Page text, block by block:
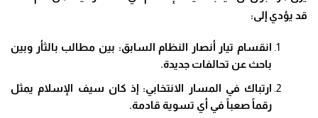
قد يؤدي إلى:
انقسام تيار أنصار النظام السابق: بين مطالب بالثأر وبين
باحث عن تحالفات جديدة.
ارتباك في المسار الانتخابي: إذ كان سيف الإسلام يمثل
رقماً صعباً في أي تسوية قادمة.